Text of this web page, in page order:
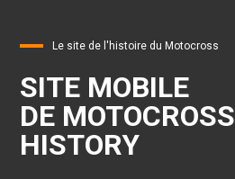
Le site de l'histoire du Motocross
SITE MOBILE
DE MOTOCROSS
HISTORY